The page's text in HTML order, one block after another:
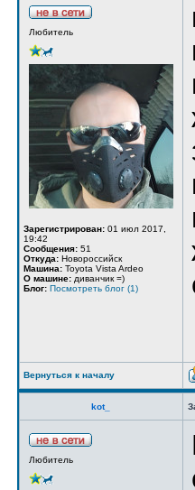
Любитель
Зарегистрирован: 01 июл 2017,
19:42
Сообщения: 51
Откуда: Новороссийск
Машина: Toyota Vista Ardeo
О машине: диванчик =)
Блог: Посмотреть блог (1)
Вернуться к началу
kot_
Любитель